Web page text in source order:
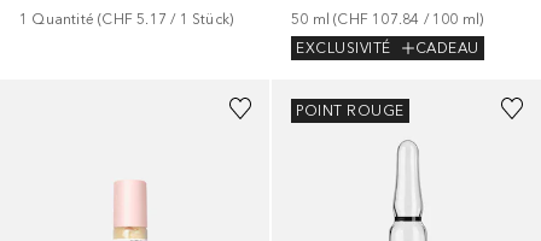
1 Quantité (CHF 5.17 / 1 Stück) 50 ml (CHF 107.84 / 100 ml)
EXCLUSIVITÉ
CADEAU
POINT ROUGE